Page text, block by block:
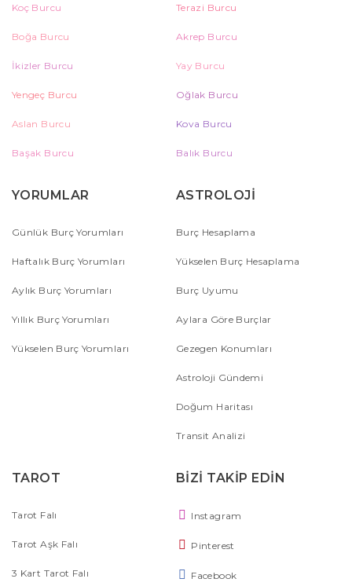
Koç Burcu Terazi Burcu
Boğa Burcu Akrep Burcu
İkizler Burcu Yay Burcu
Yengeç Burcu Oğlak Burcu
Aslan Burcu Kova Burcu
Başak Burcu Balık Burcu
YORUMLAR
Günlük Burç Yorumları
Haftalık Burç Yorumları
Aylık Burç Yorumları
Yıllık Burç Yorumları
Yükselen Burç Yorumları
ASTROLOJİ
Burç Hesaplama
Yükselen Burç Hesaplama
Burç Uyumu
Aylara Göre Burçlar
Gezegen Konumları
Astroloji Gündemi
Doğum Haritası
Transit Analizi
TAROT
Tarot Falı
Tarot Aşk Falı
3 Kart Tarot Falı
BİZİ TAKİP EDİN
Instagram
Pinterest
Facebook